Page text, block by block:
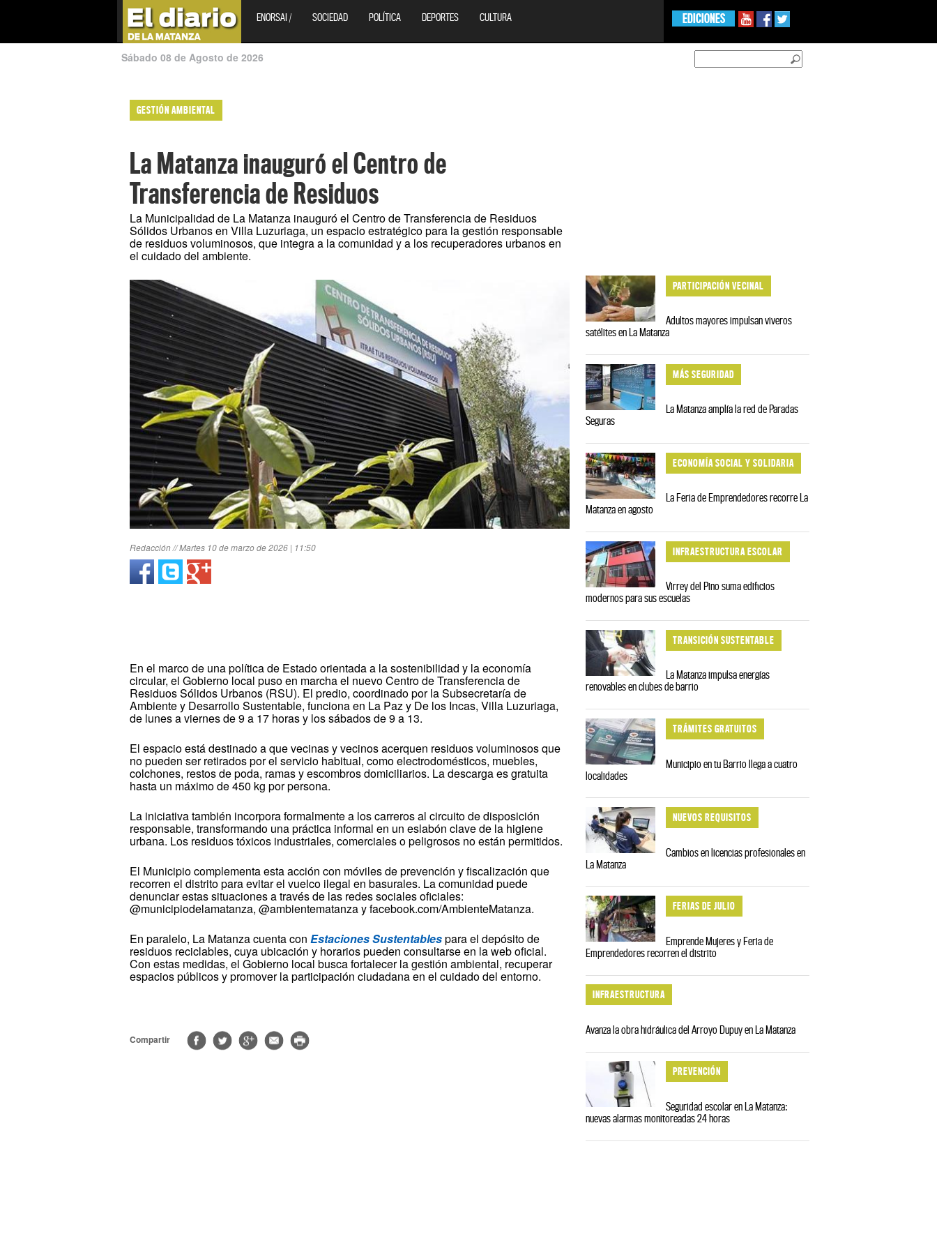
ENORSAI / SOCIEDAD POLÍTICA DEPORTES CULTURA EDICIONES
Sábado 08 de Agosto de 2026
GESTIÓN AMBIENTAL
La Matanza inauguró el Centro de
Transferencia de Residuos
La Municipalidad de La Matanza inauguró el Centro de Transferencia de Residuos
Sólidos Urbanos en Villa Luzuriaga, un espacio estratégico para la gestión responsable
de residuos voluminosos, que integra a la comunidad y a los recuperadores urbanos en
el cuidado del ambiente.
Redacción // Martes 10 de marzo de 2026 | 11:50
En el marco de una política de Estado orientada a la sostenibilidad y la economía
circular, el Gobierno local puso en marcha el nuevo Centro de Transferencia de
Residuos Sólidos Urbanos (RSU). El predio, coordinado por la Subsecretaría de
Ambiente y Desarrollo Sustentable, funciona en La Paz y De los Incas, Villa Luzuriaga,
de lunes a viernes de 9 a 17 horas y los sábados de 9 a 13.
El espacio está destinado a que vecinas y vecinos acerquen residuos voluminosos que
no pueden ser retirados por el servicio habitual, como electrodomésticos, muebles,
colchones, restos de poda, ramas y escombros domiciliarios. La descarga es gratuita
hasta un máximo de 450 kg por persona.
La iniciativa también incorpora formalmente a los carreros al circuito de disposición
responsable, transformando una práctica informal en un eslabón clave de la higiene
urbana. Los residuos tóxicos industriales, comerciales o peligrosos no están permitidos.
El Municipio complementa esta acción con móviles de prevención y fiscalización que
recorren el distrito para evitar el vuelco ilegal en basurales. La comunidad puede
denunciar estas situaciones a través de las redes sociales oficiales:
@municipiodelamatanza, @ambientematanza y facebook.com/AmbienteMatanza.
En paralelo, La Matanza cuenta con Estaciones Sustentablespara el depósito de
residuos reciclables, cuya ubicación y horarios pueden consultarse en la web oficial.
Con estas medidas, el Gobierno local busca fortalecer la gestión ambiental, recuperar
espacios públicos y promover la participación ciudadana en el cuidado del entorno.
Compartir
PARTICIPACIÓN VECINAL
Adultos mayores impulsan viveros
satélites en La Matanza
MÁS SEGURIDAD
La Matanza amplía la red de Paradas
Seguras
ECONOMÍA SOCIAL Y SOLIDARIA
La Feria de Emprendedores recorre La
Matanza en agosto
INFRAESTRUCTURA ESCOLAR
Virrey del Pino suma edificios
modernos para sus escuelas
TRANSICIÓN SUSTENTABLE
La Matanza impulsa energías
renovables en clubes de barrio
TRÁMITES GRATUITOS
Municipio en tu Barrio llega a cuatro
localidades
NUEVOS REQUISITOS
Cambios en licencias profesionales en
La Matanza
FERIAS DE JULIO
Emprende Mujeres y Feria de
Emprendedores recorren el distrito
INFRAESTRUCTURA
Avanza la obra hidráulica del Arroyo Dupuy en La Matanza
PREVENCIÓN
Seguridad escolar en La Matanza:
nuevas alarmas monitoreadas 24 horas